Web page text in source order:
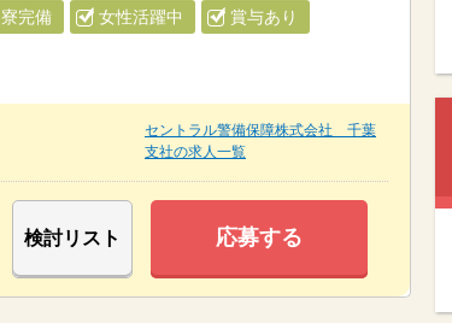
寮完備 女性活躍中 賞与あり
セントラル警備保障株式会社 千葉
支社の求人一覧
検討リスト 応募する